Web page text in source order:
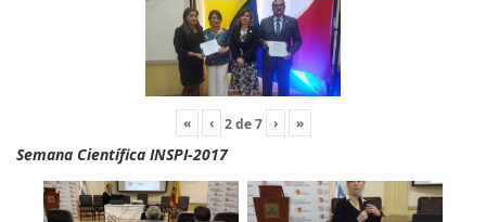
« ‹ 2de7 › »
Semana Científica INSPI-2017